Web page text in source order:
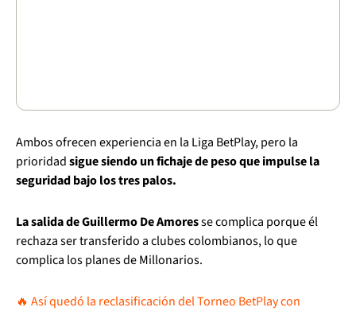
Ambos ofrecen experiencia en la Liga BetPlay, pero la
prioridadsigue siendo un fichaje de peso que impulse la
seguridad bajo los tres palos.
La salida de Guillermo De Amoresse complica porque él
rechaza ser transferido a clubes colombianos, lo que
complica los planes de Millonarios.
🔥 Así quedó la reclasificación del Torneo BetPlay con